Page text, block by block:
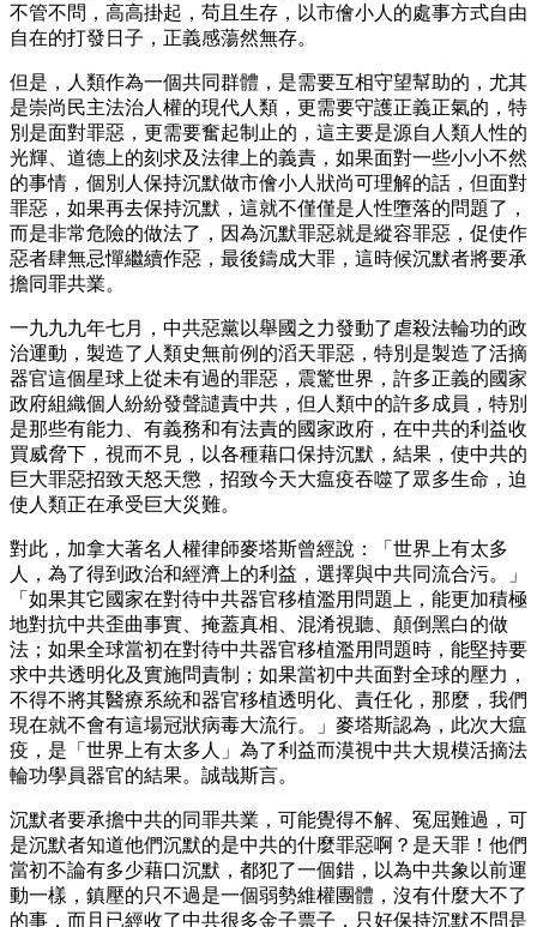
不管不問，高高掛起，苟且生存，以市儈小人的處事方式自由
自在的打發日子，正義感蕩然無存。
但是，人類作為一個共同群體，是需要互相守望幫助的，尤其
是崇尚民主法治人權的現代人類，更需要守護正義正氣的，特
別是面對罪惡，更需要奮起制止的，這主要是源自人類人性的
光輝、道德上的刻求及法律上的義責，如果面對一些小小不然
的事情，個別人保持沉默做市儈小人狀尚可理解的話，但面對
罪惡，如果再去保持沉默，這就不僅僅是人性墮落的問題了，
而是非常危險的做法了，因為沉默罪惡就是縱容罪惡，促使作
惡者肆無忌憚繼續作惡，最後鑄成大罪，這時候沉默者將要承
擔同罪共業。
一九九九年七月，中共惡黨以舉國之力發動了虐殺法輪功的政
治運動，製造了人類史無前例的滔天罪惡，特別是製造了活摘
器官這個星球上從未有過的罪惡，震驚世界，許多正義的國家
政府組織個人紛紛發聲譴責中共，但人類中的許多成員，特別
是那些有能力、有義務和有法責的國家政府，在中共的利益收
買威脅下，視而不見，以各種藉口保持沉默，結果，使中共的
巨大罪惡招致天怒天懲，招致今天大瘟疫吞噬了眾多生命，迫
使人類正在承受巨大災難。
對此，加拿大著名人權律師麥塔斯曾經說：「世界上有太多
人，為了得到政治和經濟上的利益，選擇與中共同流合污。」
「如果其它國家在對待中共器官移植濫用問題上，能更加積極
地對抗中共歪曲事實、掩蓋真相、混淆視聽、顛倒黑白的做
法；如果全球當初在對待中共器官移植濫用問題時，能堅持要
求中共透明化及實施問責制；如果當初中共面對全球的壓力，
不得不將其醫療系統和器官移植透明化、責任化，那麼，我們
現在就不會有這場冠狀病毒大流行。」麥塔斯認為，此次大瘟
疫，是「世界上有太多人」為了利益而漠視中共大規模活摘法
輪功學員器官的結果。誠哉斯言。
沉默者要承擔中共的同罪共業，可能覺得不解、冤屈難過，可
是沉默者知道他們沉默的是中共的什麼罪惡啊？是天罪！他們
當初不論有多少藉口沉默，都犯了一個錯，以為中共象以前運
動一樣，鎮壓的只不過是一個弱勢維權團體，沒有什麼大不了
的事，而且已經收了中共很多金子票子，只好保持沉默不問是